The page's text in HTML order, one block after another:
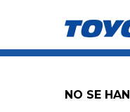
NO SE